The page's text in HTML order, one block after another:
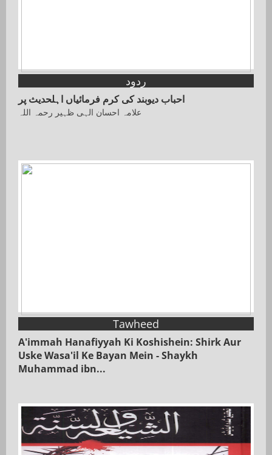
ردود
احباب دیوبند کی کرم فرمائیاں اہلحدیث پر
علامہ احسان الہی ظہیر رحمہ اللہ
Tawheed
A'immah Hanafiyyah Ki Koshishein: Shirk Aur
Uske Wasa'il Ke Bayan Mein - Shaykh
Muhammad ibn...